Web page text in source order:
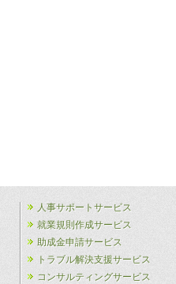
人事サポートサービス
就業規則作成サービス
助成金申請サービス
トラブル解決支援サービス
コンサルティングサービス